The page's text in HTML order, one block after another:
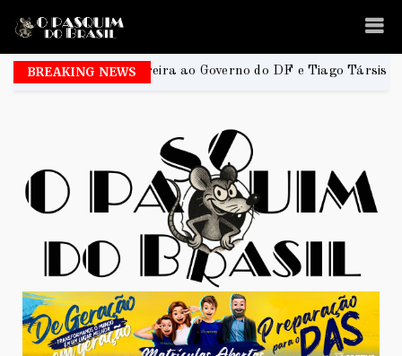
BREAKING NEWS
ao Governo do DF e Tiago Társis ao Senado 2026